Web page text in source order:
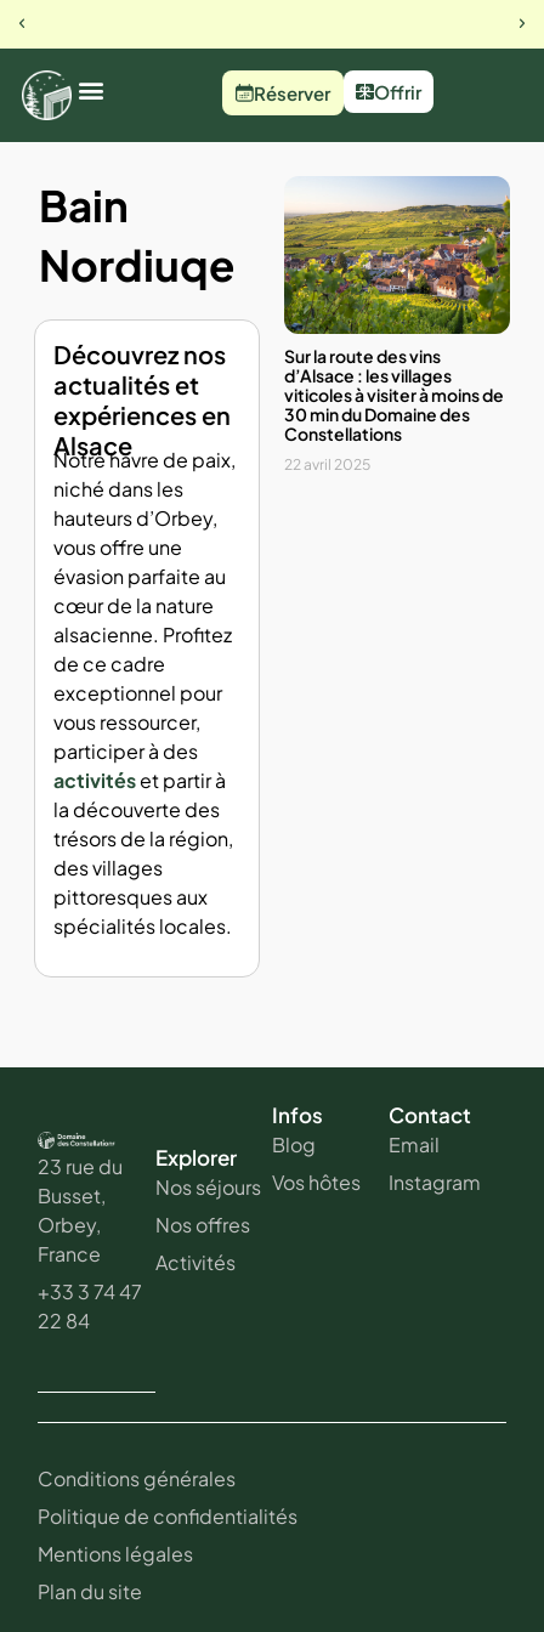
23 rue du busset, Orbey
Réserver Offrir
Bain
Nordiuqe
Découvrez nos
actualités et
expériences en
Alsace
Notre havre de paix,
niché dans les
hauteurs d’Orbey,
vous offre une
évasion parfaite au
cœur de la nature
alsacienne. Profitez
de ce cadre
exceptionnel pour
vous ressourcer,
participer à des
activitéset partir à
la découverte des
trésors de la région,
des villages
pittoresques aux
spécialités locales.
Sur la route des vins
d’Alsace : les villages
viticoles à visiter à moins de
30 min du Domaine des
Constellations
22 avril 2025
23 rue du
Busset,
Orbey,
France
+33 3 74 47
22 84
Explorer
Nos séjours
Nos offres
Activités
Infos
Blog
Vos hôtes
Contact
Email
Instagram
Conditions générales
Politique de confidentialités
Mentions légales
Plan du site